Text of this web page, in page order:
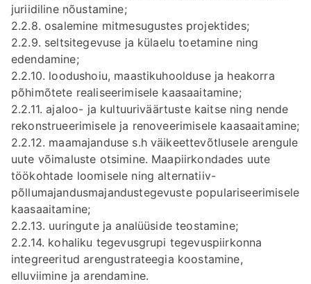
juriidiline nõustamine;
2.2.8. osalemine mitmesugustes projektides;
2.2.9. seltsitegevuse ja külaelu toetamine ning
edendamine;
2.2.10. loodushoiu, maastikuhoolduse ja heakorra
põhimõtete realiseerimisele kaasaaitamine;
2.2.11. ajaloo- ja kultuuriväärtuste kaitse ning nende
rekonstrueerimisele ja renoveerimisele kaasaaitamine;
2.2.12. maamajanduse s.h väikeettevõtlusele arengule
uute võimaluste otsimine. Maapiirkondades uute
töökohtade loomisele ning alternatiiv-
põllumajandusmajandustegevuste populariseerimisele
kaasaaitamine;
2.2.13. uuringute ja analüüside teostamine;
2.2.14. kohaliku tegevusgrupi tegevuspiirkonna
integreeritud arengustrateegia koostamine,
elluviimine ja arendamine.